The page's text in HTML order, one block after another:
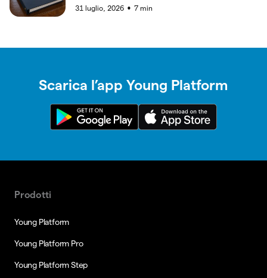
31 luglio, 2026 ● 7 min
Scarica l’app Young Platform
Prodotti
Young Platform
Young Platform Pro
Young Platform Step